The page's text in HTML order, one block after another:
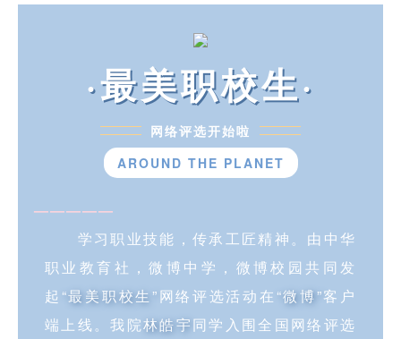
·最美职校生·
网络评选开始啦
AROUND THE PLANET
—————
学习职业技能，传承工匠精神。由中华
职业教育社，微博中学，微博校园共同发
起 “最美职校生”网络评选活动在 “微博”客户
端上线。我院林皓宇同学入围全国网络评选